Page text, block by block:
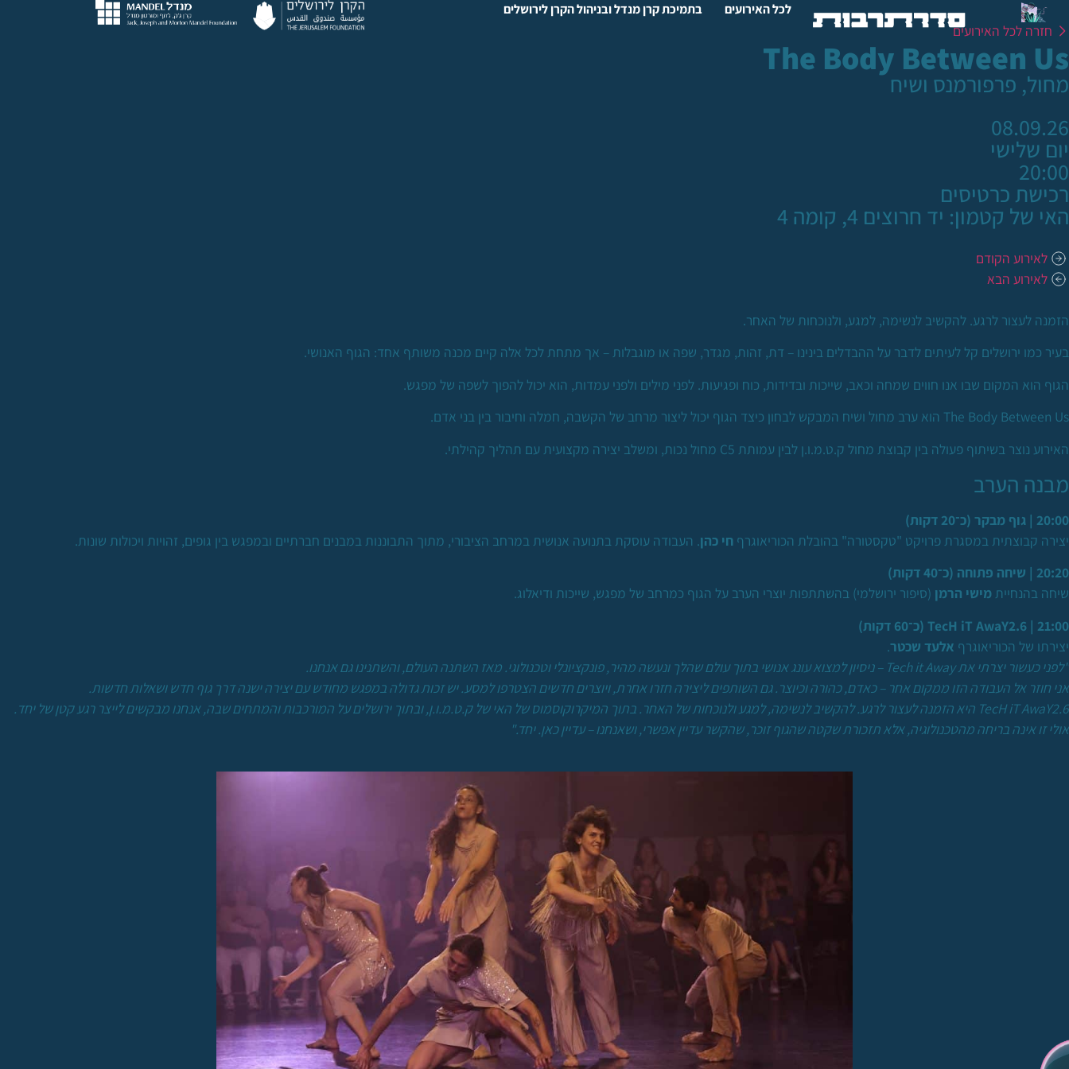
לכל האירועים בתמיכת קרן מנדל ובניהול הקרן לירושלים
חזרה לכל האירועים
The Body Between Us
מחול, פרפורמנס ושיח
08.09.26
יום שלישי
20:00
רכישת כרטיסים
האי של קטמון: יד חרוצים 4, קומה 4
לאירוע הקודם
לאירוע הבא
הזמנה לעצור לרגע. להקשיב לנשימה, למגע, ולנוכחות של האחר.
בעיר כמו ירושלים קל לעיתים לדבר על ההבדלים בינינו – דת, זהות, מגדר, שפה או מוגבלות – אך מתחת לכל אלה קיים מכנה משותף אחד: הגוף האנושי.
הגוף הוא המקום שבו אנו חווים שמחה וכאב, שייכות ובדידות, כוח ופגיעות. לפני מילים ולפני עמדות, הוא יכול להפוך לשפה של מפגש.
The Body Between Us הוא ערב מחול ושיח המבקש לבחון כיצד הגוף יכול ליצור מרחב של הקשבה, חמלה וחיבור בין בני אדם.
האירוע נוצר בשיתוף פעולה בין קבוצת מחול ק.ט.מ.ו.ן לבין עמותת C5 מחול נכות, ומשלב יצירה מקצועית עם תהליך קהילתי.
מבנה הערב
20:00 | גוף מבקר (כ־20 דקות)
יצירה קבוצתית במסגרת פרויקט "טקסטורה" בהובלת הכוריאוגרף חי כהן. העבודה עוסקת בתנועה אנושית במרחב הציבורי, מתוך התבוננות במבנים חברתיים ובמפגש בין גופים, זהויות ויכולות שונות.
20:20 | שיחה פתוחה (כ־40 דקות)
שיחה בהנחיית מישי הרמן (סיפור ירושלמי) בהשתתפות יוצרי הערב על הגוף כמרחב של מפגש, שייכות ודיאלוג.
21:00 | TecH iT AwaY2.6 (כ־60 דקות)
יצירתו של הכוריאוגרף אלעד שכטר.
"לפני כעשור יצרתי את Tech it Away – ניסיון למצוא עונג אנושי בתוך עולם שהלך ונעשה מהיר, פונקציונלי וטכנולוגי. מאז השתנה העולם, והשתנינו גם אנחנו.
אני חוזר אל העבודה הזו ממקום אחר – כאדם, כהורה וכיוצר. גם השותפים ליצירה חזרו אחרת, ויוצרים חדשים הצטרפו למסע. יש זכות גדולה במפגש מחודש עם יצירה ישנה דרך גוף חדש ושאלות חדשות.
TecH iT AwaY2.6 היא הזמנה לעצור לרגע. להקשיב לנשימה, למגע ולנוכחות של האחר. בתוך המיקרוקוסמוס של האי של ק.ט.מ.ו.ן, ובתוך ירושלים על המורכבות והמתחים שבה, אנחנו מבקשים לייצר רגע קטן של יחד.
אולי זו אינה בריחה מהטכנולוגיה, אלא תזכורת שקטה שהגוף זוכר, שהקשר עדיין אפשרי, ושאנחנו – עדיין כאן. יחד."